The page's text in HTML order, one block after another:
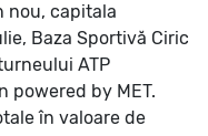
nou, capitala
Baza Sportivă Ciric
ATP
powered by MET.
în valoare de